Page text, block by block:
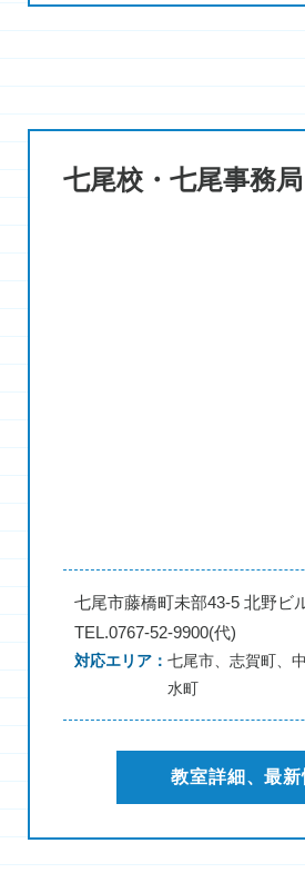
七尾校・七尾事務局
七尾市藤橋町未部43-5 北野ビ
TEL.0767-52-9900(代)
対応エリア
七尾市、志賀町、
水町
教室詳細、最